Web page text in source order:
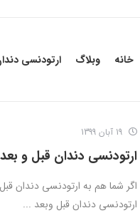
خانه وبلاگ ارتودنسی
ارتودنسی دندان قبل و بعد
اگر شما هم به ارتودنسی دندان
ارتودنسی دندان قبل وبعد ...